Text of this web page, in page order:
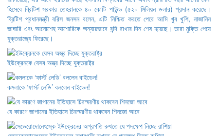
হিসেবে ব্রিটিশ সরকার তেহরানকে ৪০ কোটি পাউন্ড (৫২০ মিলিয়ন ডলার) প্রদান করেছে।
ব্রিটিশ প্রধানমন্ত্রী বরিস জনসন বলেন, এটি নিশ্চিত করতে পেরে আমি খুব খুশি, নাজানিন
জাঘারি এবং আনোশেহ আশোরিকে অন্যায়ভাবে বন্দি রাখার দিন শেষ হয়েছে। তারা মুক্তি পেয়ে
যুক্তরাজ্যে ফিরেছে।
ইউক্রেনকে যেসব অস্ত্র দিচ্ছে যুক্তরাষ্ট্র
কমলাকে ‘ফার্স্ট লেডি’ বললেন বাইডেন!
যে কারণে জাপানের ইতিহাসে চিরস্মরণীয় থাকবেন শিনজো আবে